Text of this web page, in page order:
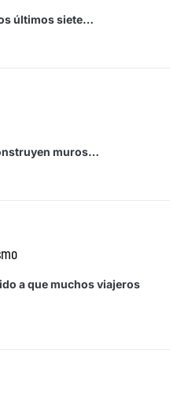
últimos siete…
muros…
a que muchos viajeros